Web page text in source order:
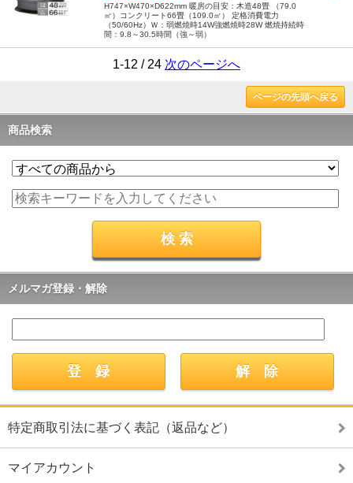
H747×W470×D622mm 暖房の目安：木造48畳 （79.0
㎡）コンクリート66畳（109.0㎡） 定格消費電力
（50/60Hz）Ｗ：弱燃焼時14W強燃焼時28W 燃焼持続時
間：9.8～30.5時間（強～弱）
1-12 / 24 次のページへ
ページの先頭へ戻る
商品検索
メルマガ登録・解除
特定商取引法に基づく表記（返品など）
マイアカウント